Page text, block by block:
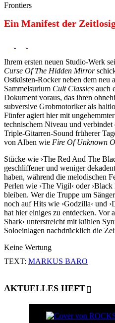
Frontiers
Ein Manifest der
Ihrem ersten neuen Studio-Werk
Curse Of The Hidden Mirror
Ostküsten-Rocker neben dem neu
Sammelsurium Cult Classics auch
Dokument voraus, das ihren
subversive Grobmotoriker als
Fünfer agiert hier mit
technischem Niveau und verbindet
Triple-Gitarren-Sound früherer
von Alben wie Fire Of Unknown
Stücke wie ›The Red And The
geschliffener und weniger
haben, während die melodischen
Perlen wie ›The Vigil‹ oder
bleiben. Wer die Truppe um
noch auf Hits wie ›Godzilla‹ und
hat hier einiges zu entdecken. Vor
Shark‹ unterstreicht mit kühlen
Soloeinlagen nachdrücklich die
Keine Wertung
TEXT: MARKUS BARO
AKTUELLES HEFT